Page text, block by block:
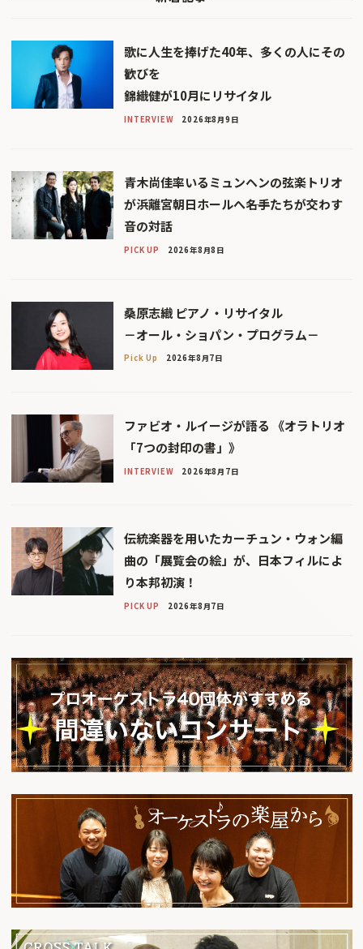
歌に人生を捧げた40年、多くの人にその
歓びを
錦織健が10月にリサイタル
INTERVIEW 2026年8月9日
青木尚佳率いるミュンヘンの弦楽トリオ
が浜離宮朝日ホールへ――名手たちが交わす
音の対話
PICK UP 2026年8月8日
桑原志織 ピアノ・リサイタル
－オール・ショパン・プログラム－
Pick Up 2026年8月7日
ファビオ・ルイージが語る 《オラトリオ
「7つの封印の書」》
INTERVIEW 2026年8月7日
伝統楽器を用いたカーチュン・ウォン編
曲の「展覧会の絵」が、日本フィルによ
り本邦初演！
PICK UP 2026年8月7日